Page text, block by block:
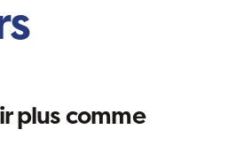
plus comme